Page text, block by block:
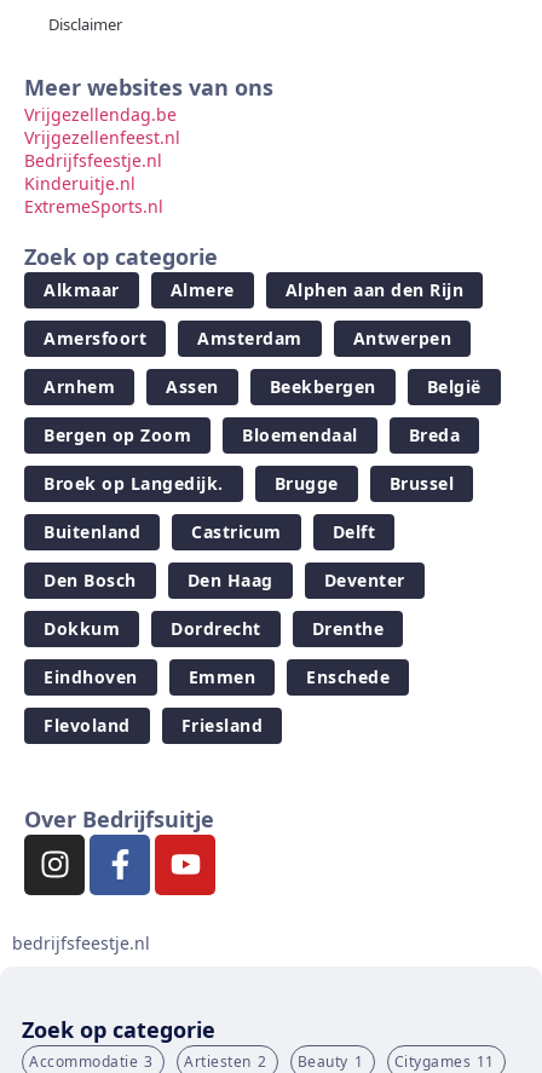
Disclaimer
Meer websites van ons
Vrijgezellendag.be
Vrijgezellenfeest.nl
Bedrijfsfeestje.nl
Kinderuitje.nl
ExtremeSports.nl
Zoek op categorie
Alkmaar Almere Alphen aan den Rijn
Amersfoort Amsterdam Antwerpen
Arnhem Assen Beekbergen België
Bergen op Zoom Bloemendaal Breda
Broek op Langedijk. Brugge Brussel
Buitenland Castricum Delft
Den Bosch Den Haag Deventer
Dokkum Dordrecht Drenthe
Eindhoven Emmen Enschede
Flevoland Friesland
Over Bedrijfsuitje
bedrijfsfeestje.nl
Zoek op categorie
Accommodatie 3 Artiesten 2 Beauty 1 Citygames 11